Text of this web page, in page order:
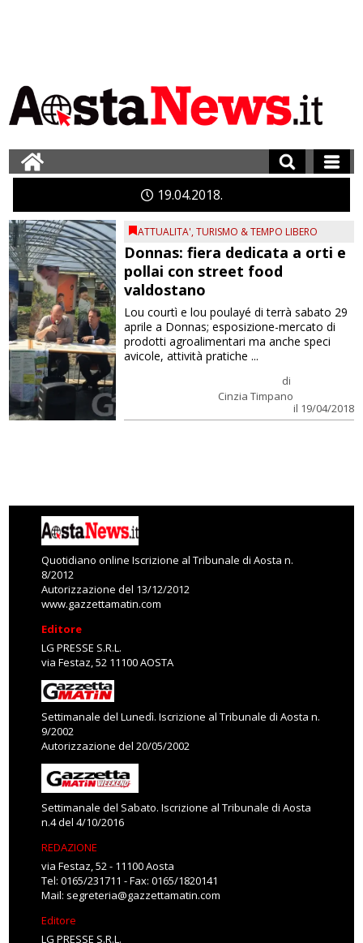
1904 2018
ATTUALITA',TURISMO & TEMPO LIBERO
Donnas: fiera dedicata a orti e
pollai con street food
valdostano
di
Cinzia Timpano
il 19/04/2018
Lou courtì e lou poulayé di terrà sabato 29
aprile a Donnas; esposizione-mercato di
prodotti agroalimentari ma anche speci
avicole, attività pratiche ...
Quotidiano online Iscrizione al Tribunale di Aosta n.
8/2012
Autorizzazione del 13/12/2012
www.gazzettamatin.com
Editore
LG PRESSE S.R.L.
via Festaz, 52 11100 AOSTA
Settimanale del Lunedì. Iscrizione al Tribunale di Aosta n.
9/2002
Autorizzazione del 20/05/2002
Settimanale del Sabato. Iscrizione al Tribunale di Aosta
n.4 del 4/10/2016
REDAZIONE
via Festaz, 52 - 11100 Aosta
Tel: 0165/231711 - Fax: 0165/1820141
Mail: segreteria@gazzettamatin.com
Editore
LG PRESSE S.R.L.